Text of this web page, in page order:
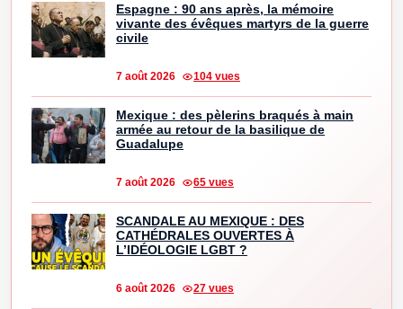
Espagne : 90 ans après, la mémoire
vivante des évêques martyrs de la guerre
civile
7 août 2026 104 vues
Mexique : des pèlerins braqués à main
armée au retour de la basilique de
Guadalupe
7 août 2026 65 vues
SCANDALE AU MEXIQUE : DES
CATHÉDRALES OUVERTES À
L’IDÉOLOGIE LGBT ?
6 août 2026 27 vues